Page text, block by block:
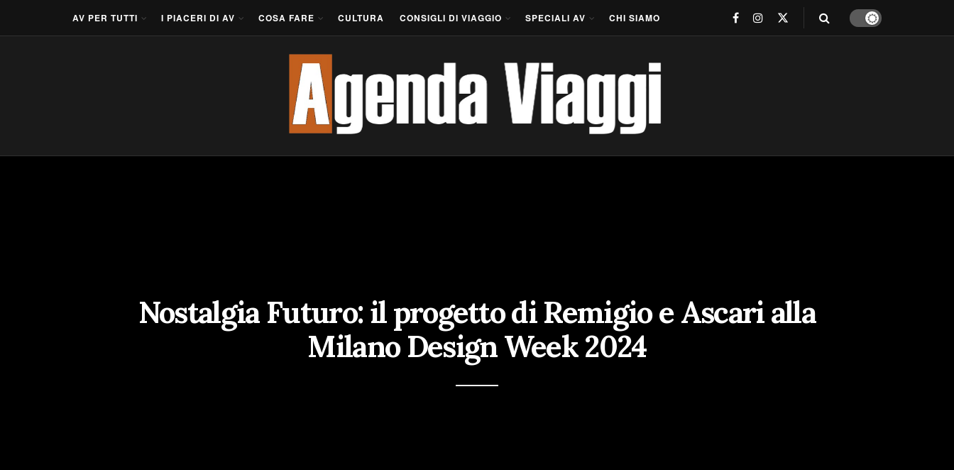
AV PER TUTTI I PIACERI DI AV COSA FARE CULTURA CONSIGLI DI VIAGGIO SPECIALI AV CHI SIAMO
Nostalgia Futuro: il progetto di Remigio e Ascari alla
Milano Design Week 2024